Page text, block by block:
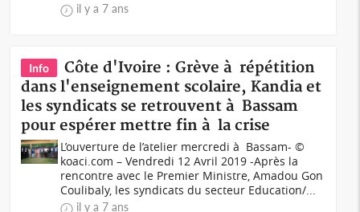
il y a 7 ans
Info
Côte d'Ivoire : Grève à répétition
dans l'enseignement scolaire, Kandia et
les syndicats se retrouvent à Bassam
pour espérer mettre fin à la crise
L’ouverture de l’atelier mercredi à Bassam- ©
koaci.com – Vendredi 12 Avril 2019 -Après la
rencontre avec le Premier Ministre, Amadou Gon
Coulibaly, les syndicats du secteur Education/...
il y a 7 ans